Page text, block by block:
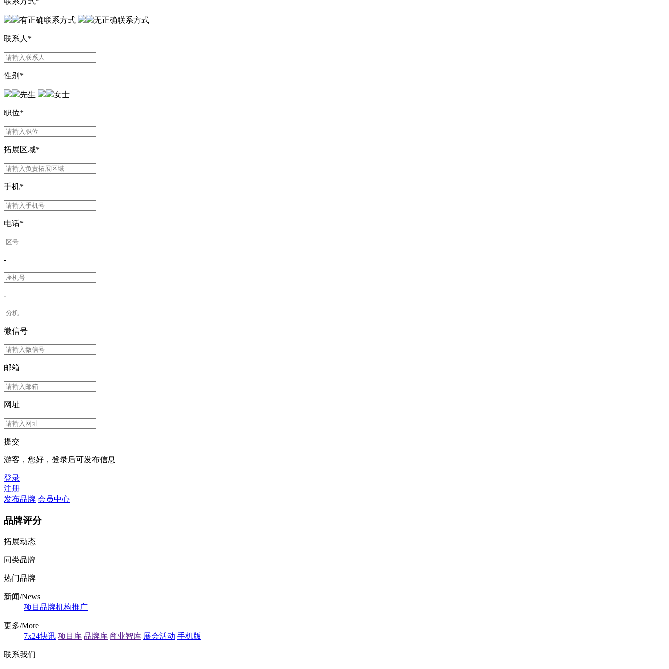
有正确联系方式 无正确联系方式
联系人 *
性别 *
先生 女士
职位*
拓展区域*
手机*
电话*
-
-
微信号
邮箱
网址
提交
游客，您好，登录后可发布信息
登录
注册
发布品牌 会员中心
品牌评分
拓展动态
同类品牌
热门品牌
新闻/News
项目 品牌机构推广
更多/More
7x24快讯 项目库 品牌库 商业智库 展会活动 手机版
联系我们